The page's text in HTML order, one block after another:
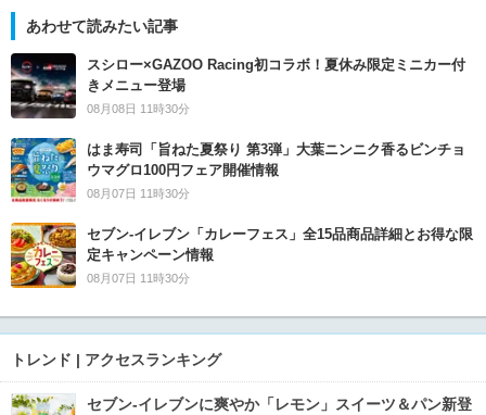
あわせて読みたい記事
スシロー×GAZOO Racing初コラボ！夏休み限定ミニカー付
きメニュー登場
08月08日 11時30分
はま寿司「旨ねた夏祭り 第3弾」大葉ニンニク香るビンチョ
ウマグロ100円フェア開催情報
08月07日 11時30分
セブン‐イレブン「カレーフェス」全15品商品詳細とお得な限
定キャンペーン情報
08月07日 11時30分
トレンド | アクセスランキング
セブン‐イレブンに爽やか「レモン」スイーツ＆パン新登